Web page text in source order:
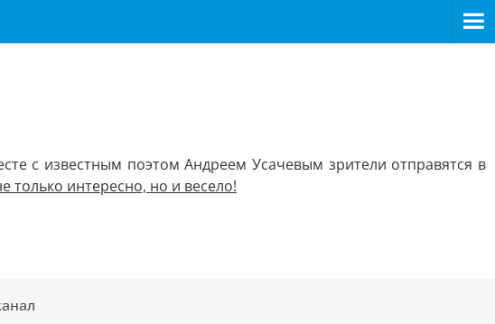
с известным поэтом Андреем Усачевым зрители отправятся в
только интересно, но и весело!